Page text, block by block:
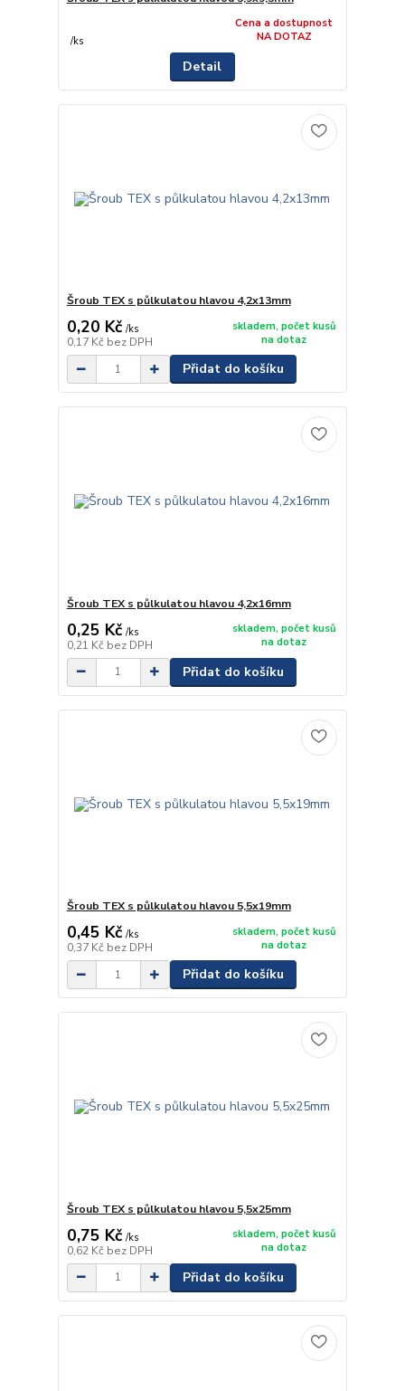
/ks
Cena a dostupnost
NA DOTAZ
Detail
Šroub TEX s půlkulatou hlavou 4,2x13mm
0,20 Kč /ks
0,17 Kč bez DPH
skladem, počet kusů
na dotaz
Přidat do košíku
Šroub TEX s půlkulatou hlavou 4,2x16mm
0,25 Kč /ks
0,21 Kč bez DPH
skladem, počet kusů
na dotaz
Přidat do košíku
Šroub TEX s půlkulatou hlavou 5,5x19mm
0,45 Kč /ks
0,37 Kč bez DPH
skladem, počet kusů
na dotaz
Přidat do košíku
Šroub TEX s půlkulatou hlavou 5,5x25mm
0,75 Kč /ks
0,62 Kč bez DPH
skladem, počet kusů
na dotaz
Přidat do košíku